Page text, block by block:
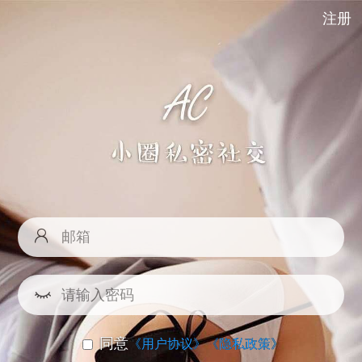
注册
同意《用户协议》《隐私政策》